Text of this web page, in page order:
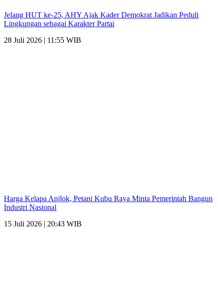
Jelang HUT ke-25, AHY Ajak Kader Demokrat Jadikan Peduli
Lingkungan sebagai Karakter Partai
28 Juli 2026 | 11:55 WIB
Harga Kelapa Anjlok, Petani Kubu Raya Minta Pemerintah Bangun
Industri Nasional
15 Juli 2026 | 20:43 WIB